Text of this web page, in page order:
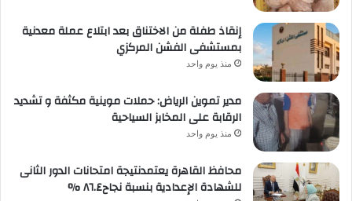
إنقاذ طفلة من الاختناق بعد ابتلاع عملة معدنية
بمستشفى الفشن المركزي
منذ يوم واحد
مدير تموين الرياض: حملات موينية مكثفة و تشديد
الرقابة على المخابز السياحية
منذ يوم واحد
محافظ القاهرة يعتمدنتيجة امتحانات الدور الثانى
للشهادة الإعدادية بنسبة نجاح٨٦.٤ %